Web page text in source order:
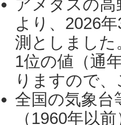
アメダスの
より、2026
測としました
1位の値（通
りますので
全国の気象台
（1960年以